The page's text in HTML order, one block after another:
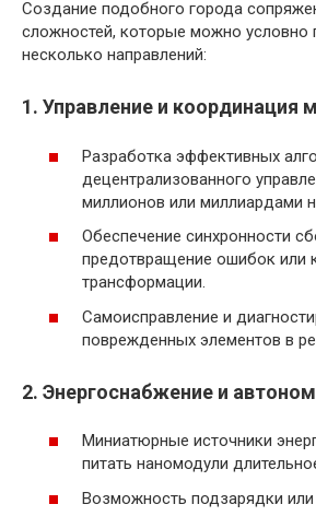
Создание подобного города
сложностей, которые можно условно
несколько направлений:
1. Управление и координация
Разработка эффективных
децентрализованного
миллионов или миллиардами
Обеспечение синхронности
предотвращение ошибок или
трансформации.
Самоисправление и
поврежденных элементов в
2. Энергоснабжение и
Миниатюрные источники
питать наномодули
Возможность подзарядки или